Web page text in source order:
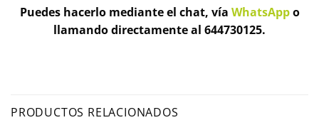
Puedes hacerlo mediante el chat, vía WhatsAppo
llamando directamente al 644730125.
PRODUCTOS RELACIONADOS